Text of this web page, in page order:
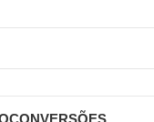
CONVERSÕES